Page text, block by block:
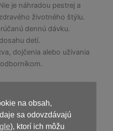
na obsah,
sa odovzdávajú
), ktorí ich môžu
je náhradou pestrej a
životného štýlu.
dennú dávku.
detí.
dojčenia alebo užívania